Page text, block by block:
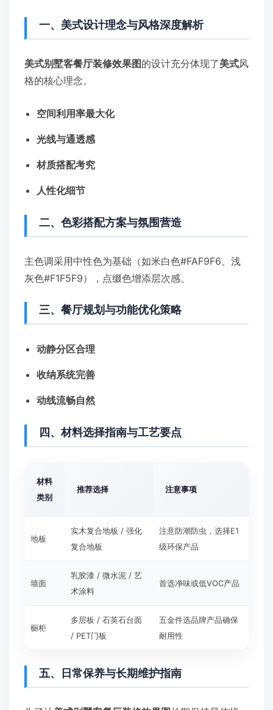
一、美式设计理念与风格深度解析
美式别墅客餐厅装修效果图的设计充分体现了美式风
格的核心理念。
空间利用率最大化
光线与通透感
材质搭配考究
人性化细节
二、色彩搭配方案与氛围营造
主色调采用中性色为基础（如米白色#FAF9F6、浅
灰色#F1F5F9），点缀色增添层次感。
三、餐厅规划与功能优化策略
动静分区合理
收纳系统完善
动线流畅自然
四、材料选择指南与工艺要点
材料
类别
推荐选择 注意事项
地板
实木复合地板 / 强化
复合地板
注意防潮防虫，选择E1
级环保产品
墙面
乳胶漆 / 微水泥 / 艺
术涂料
首选净味或低VOC产品
橱柜
多层板 / 石英石台面
/ PET门板
五金件选品牌产品确保
耐用性
五、日常保养与长期维护指南